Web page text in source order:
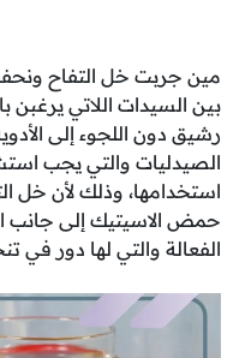
مين جربت خل التفاح
بين السيدات اللاتي
رشيق دون اللجوء إلى
الصيدليات والتي يجب
استخدامها، وذلك لأن خل
حمض الاسيتيك إلى جانب
الفعالة والتي لها دور في